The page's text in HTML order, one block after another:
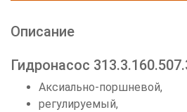
Описание
Гидронасос
Аксиально-поршневой,
регулируемый,